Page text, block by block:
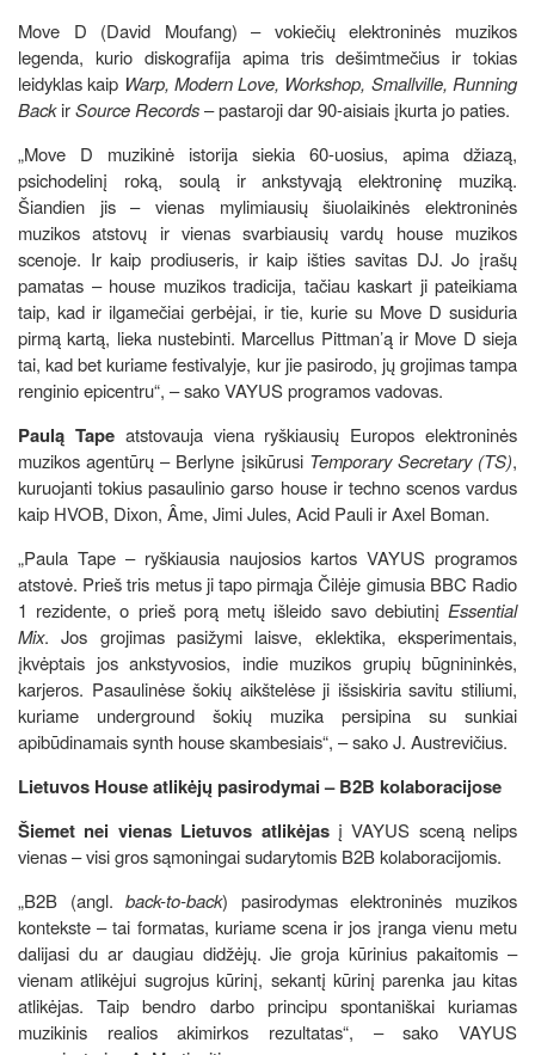
Move D (David Moufang) – vokiečių elektroninės muzikos
legenda, kurio diskografija apima tris dešimtmečius ir tokias
leidyklas kaip Warp, Modern Love, Workshop, Smallville, Running
BackirSource Records– pastaroji dar 90-aisiais įkurta jo paties.
„Move D muzikinė istorija siekia 60-uosius, apima džiazą,
psichodelinį roką, soulą ir ankstyvąją elektroninę muziką.
Šiandien jis – vienas mylimiausių šiuolaikinės elektroninės
muzikos atstovų ir vienas svarbiausių vardų house muzikos
scenoje. Ir kaip prodiuseris, ir kaip išties savitas DJ. Jo įrašų
pamatas – house muzikos tradicija, tačiau kaskart ji pateikiama
taip, kad ir ilgamečiai gerbėjai, ir tie, kurie su Move D susiduria
pirmą kartą, lieka nustebinti. Marcellus Pittman’ą ir Move D sieja
tai, kad bet kuriame festivalyje, kur jie pasirodo, jų grojimas tampa
renginio epicentru“, – sako VAYUS programos vadovas.
Paulą Tapeatstovauja viena ryškiausių Europos elektroninės
muzikos agentūrų – Berlyne įsikūrusi Temporary Secretary (TS),
kuruojanti tokius pasaulinio garso house ir techno scenos vardus
kaip HVOB, Dixon, Âme, Jimi Jules, Acid Pauli ir Axel Boman.
„Paula Tape – ryškiausia naujosios kartos VAYUS programos
atstovė. Prieš tris metus ji tapo pirmąja Čilėje gimusia BBC Radio
1 rezidente, o prieš porą metų išleido savo debiutinį Essential
Mix. Jos grojimas pasižymi laisve, eklektika, eksperimentais,
įkvėptais jos ankstyvosios, indie muzikos grupių būgnininkės,
karjeros. Pasaulinėse šokių aikštelėse ji išsiskiria savitu stiliumi,
kuriame underground šokių muzika persipina su sunkiai
apibūdinamais synth house skambesiais“, – sako J. Austrevičius.
Lietuvos House atlikėjų pasirodymai – B2B kolaboracijose
Šiemet nei vienas Lietuvos atlikėjas į VAYUS sceną nelips
vienas – visi gros sąmoningai sudarytomis B2B kolaboracijomis.
„B2B (angl.back-to-back) pasirodymas elektroninės muzikos
kontekste – tai formatas, kuriame scena ir jos įranga vienu metu
dalijasi du ar daugiau didžėjų. Jie groja kūrinius pakaitomis –
vienam atlikėjui sugrojus kūrinį, sekantį kūrinį parenka jau kitas
atlikėjas. Taip bendro darbo principu spontaniškai kuriamas
muzikinis realios akimirkos rezultatas“, – sako VAYUS